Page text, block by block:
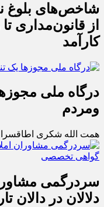
شاخص‌های بلوغ
از قانون‌مداری
کارآمد
درگاه ملی
ومردم
همت الله شکری اطاقسرا
سردرگمی
دلالان در